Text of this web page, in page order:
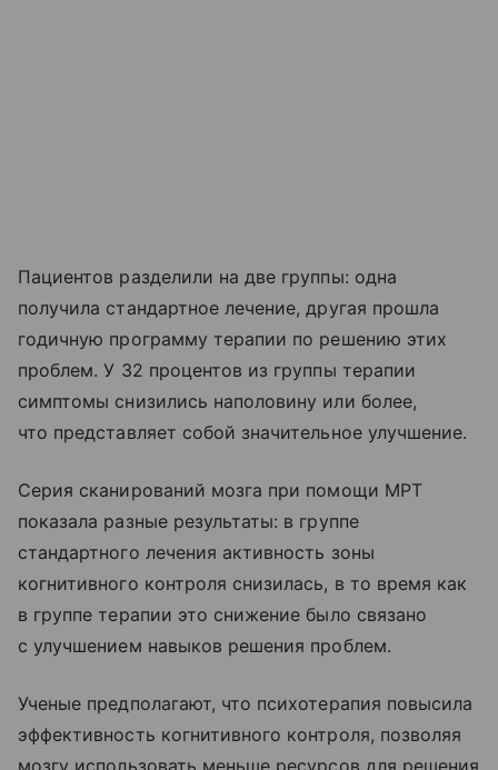
Пациентов разделили на две группы: одна
получила стандартное лечение, другая прошла
годичную программу терапии по решению этих
проблем. У 32 процентов из группы терапии
симптомы снизились наполовину или более,
что представляет собой значительное улучшение.
Серия сканирований мозга при помощи МРТ
показала разные результаты: в группе
стандартного лечения активность зоны
когнитивного контроля снизилась, в то время как
в группе терапии это снижение было связано
с улучшением навыков решения проблем.
Ученые предполагают, что психотерапия повысила
эффективность когнитивного контроля, позволяя
мозгу использовать меньше ресурсов для решения